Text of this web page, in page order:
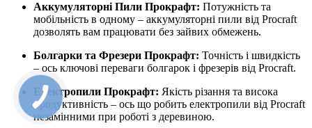
Аккумуляторні Пили Прокрафт: Потужність та
мобільність в одному – аккумуляторні пили від Procraft
дозволять вам працювати без зайвих обмежень.
Болгарки та Фрезери Прокрафт: Точність і швидкість
– ось ключові переваги болгарок і фрезерів від Procraft.
Електропили Прокрафт: Якість різання та висока
продуктивність – ось що робить електропили від Procraft
незамінними при роботі з деревиною.